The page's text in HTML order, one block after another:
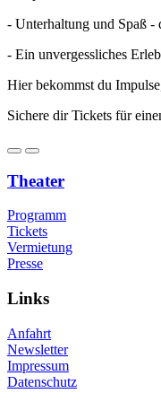
- Unterhaltung und Spaß -
- Ein unvergessliches
Hier bekommst du
Sichere dir Tickets für
Theater
Programm
Tickets
Vermietung
Presse
Links
Anfahrt
Newsletter
Impressum
Datenschutz